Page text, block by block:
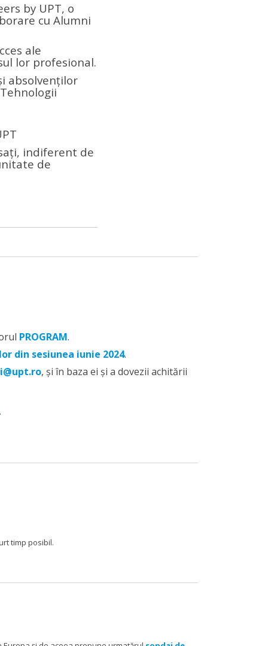
by UPT, o
cu Alumni
ale
lor profesional.
absolvenților
indiferent de
de
PROGRAM.
din sesiunea iunie 2024.
, și în baza ei și a dovezii achitării
.
timp posibil.